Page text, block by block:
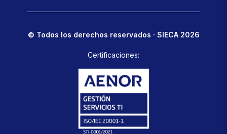
© Todos los derechos reservados · SIECA 2026
Certificaciones: